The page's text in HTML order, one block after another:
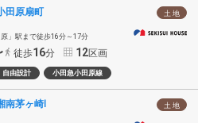
土 地
田原扇町
原」駅まで徒歩16分～17分
徒歩16分 12区画
自由設計 小田急小田原線
土 地
南茅ヶ崎Ⅰ